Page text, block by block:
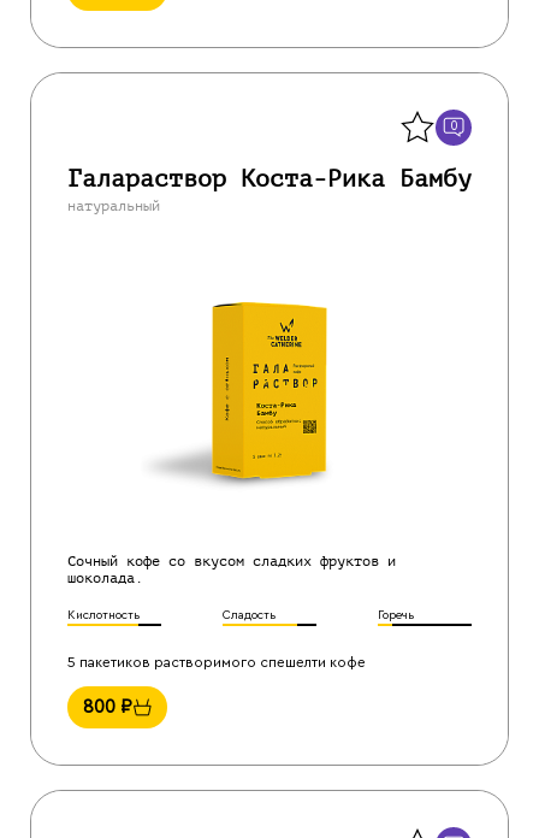
0
Галараствор Коста-Рика Бамбу
натуральный
Сочный кофе со вкусом сладких фруктов и
шоколада.
Кислотность Сладость Горечь
5 пакетиков растворимого спешелти кофе
800 ₽